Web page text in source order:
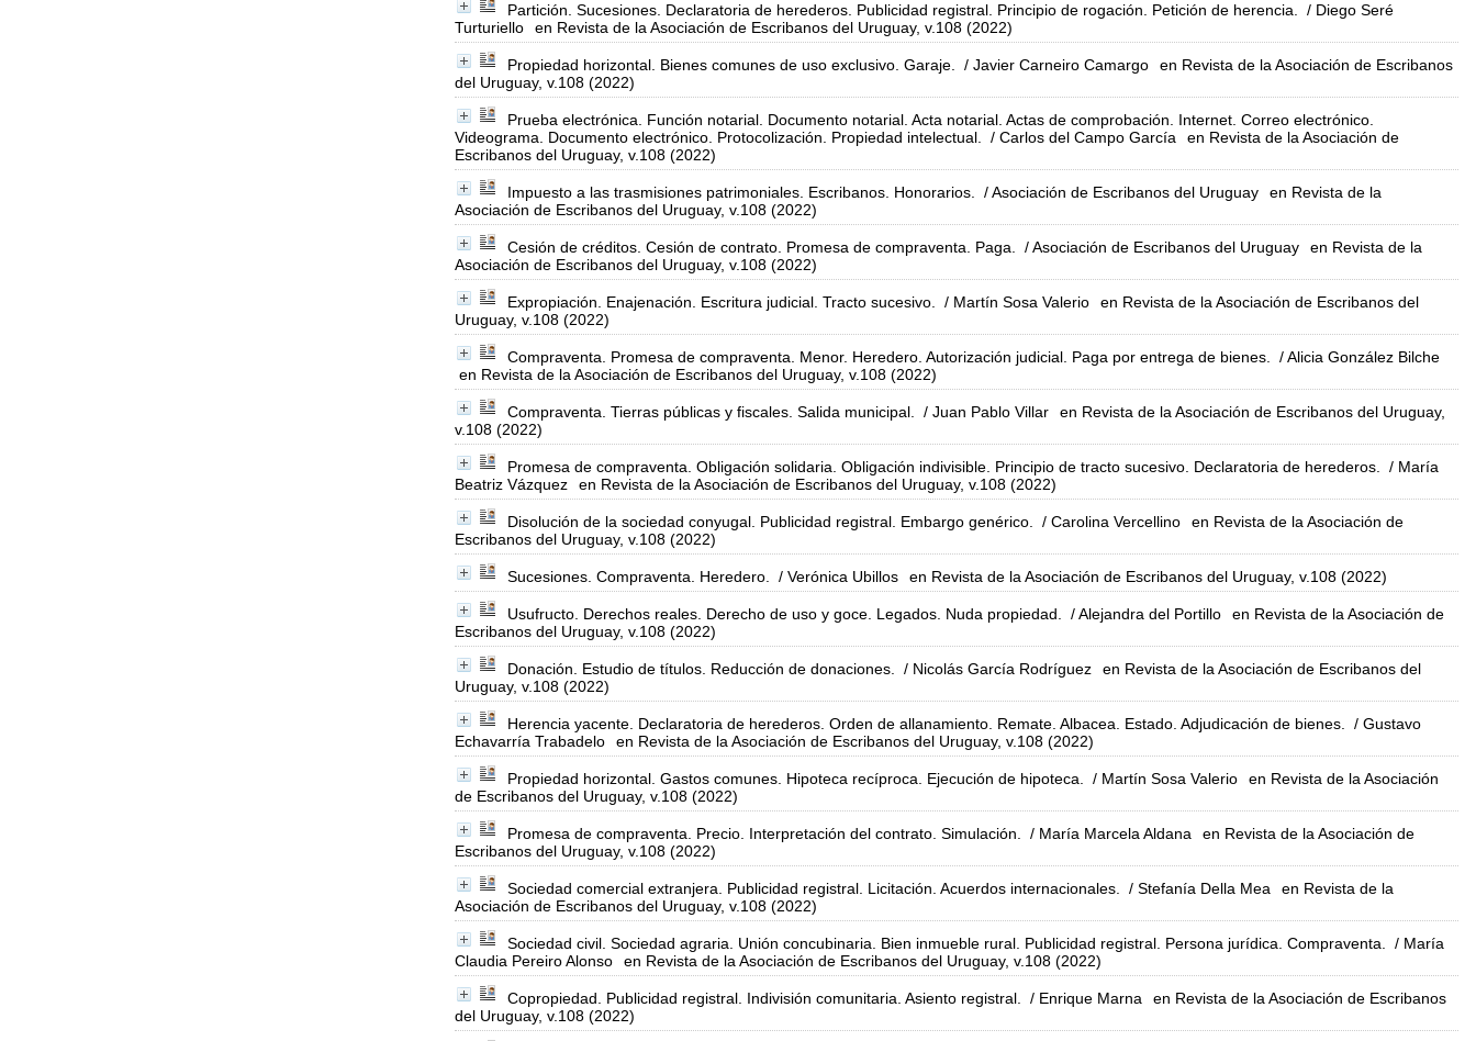
Partición. Sucesiones. Declaratoria de herederos. Publicidad registral. Principio de rogación. Petición de herencia.
/ Diego Seré
Turturiello
en Revista de la Asociación de Escribanos del Uruguay, v.108 (2022)
Propiedad horizontal. Bienes comunes de uso exclusivo. Garaje. / Javier Carneiro Camargo
en Revista de la Asociación de Escribanos
del Uruguay, v.108 (2022)
Prueba electrónica. Función notarial. Documento notarial. Acta notarial. Actas de comprobación. Internet. Correo electrónico.
Videograma. Documento electrónico. Protocolización. Propiedad intelectual.
/ Carlos del Campo García
en Revista de la Asociación de
Escribanos del Uruguay, v.108 (2022)
Impuesto a las trasmisiones patrimoniales. Escribanos. Honorarios. / Asociación de Escribanos del Uruguay
en Revista de la
Asociación de Escribanos del Uruguay, v.108 (2022)
Cesión de créditos. Cesión de contrato. Promesa de compraventa. Paga. / Asociación de Escribanos del Uruguay
en Revista de la
Asociación de Escribanos del Uruguay, v.108 (2022)
Expropiación. Enajenación. Escritura judicial. Tracto sucesivo. / Martín Sosa Valerio
en Revista de la Asociación de Escribanos del
Uruguay, v.108 (2022)
Compraventa. Promesa de compraventa. Menor. Heredero. Autorización judicial. Paga por entrega de bienes.
/ Alicia González Bilche
en Revista de la Asociación de Escribanos del Uruguay, v.108 (2022)
Compraventa. Tierras públicas y fiscales. Salida municipal. / Juan Pablo Villar
en Revista de la Asociación de Escribanos del Uruguay,
v.108 (2022)
Promesa de compraventa. Obligación solidaria. Obligación indivisible. Principio de tracto sucesivo. Declaratoria de herederos.
/ María
Beatriz Vázquez
en Revista de la Asociación de Escribanos del Uruguay, v.108 (2022)
Disolución de la sociedad conyugal. Publicidad registral. Embargo genérico. / Carolina Vercellino
en Revista de la Asociación de
Escribanos del Uruguay, v.108 (2022)
Sucesiones. Compraventa. Heredero. / Verónica Ubillos en Revista de la Asociación de Escribanos del Uruguay, v.108 (2022)
Usufructo. Derechos reales. Derecho de uso y goce. Legados. Nuda propiedad. / Alejandra del Portillo
en Revista de la Asociación de
Escribanos del Uruguay, v.108 (2022)
Donación. Estudio de títulos. Reducción de donaciones. / Nicolás García Rodríguez
en Revista de la Asociación de Escribanos del
Uruguay, v.108 (2022)
Herencia yacente. Declaratoria de herederos. Orden de allanamiento. Remate. Albacea. Estado. Adjudicación de bienes.
/ Gustavo
Echavarría Trabadelo
en Revista de la Asociación de Escribanos del Uruguay, v.108 (2022)
Propiedad horizontal. Gastos comunes. Hipoteca recíproca. Ejecución de hipoteca. / Martín Sosa Valerio
en Revista de la Asociación
de Escribanos del Uruguay, v.108 (2022)
Promesa de compraventa. Precio. Interpretación del contrato. Simulación. / María Marcela Aldana
en Revista de la Asociación de
Escribanos del Uruguay, v.108 (2022)
Sociedad comercial extranjera. Publicidad registral. Licitación. Acuerdos internacionales. / Stefanía Della Mea
en Revista de la
Asociación de Escribanos del Uruguay, v.108 (2022)
Sociedad civil. Sociedad agraria. Unión concubinaria. Bien inmueble rural. Publicidad registral. Persona jurídica. Compraventa.
/ María
Claudia Pereiro Alonso
en Revista de la Asociación de Escribanos del Uruguay, v.108 (2022)
Copropiedad. Publicidad registral. Indivisión comunitaria. Asiento registral. / Enrique Marna
en Revista de la Asociación de Escribanos
del Uruguay, v.108 (2022)